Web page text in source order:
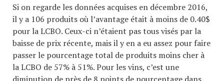
Si on regarde les données acquises en décembre 2016,
il y a 106 produits où l’avantage était à moins de 0.40$
pour la LCBO. Ceux-ci n’étaient pas tous visés par la
baisse de prix récente, mais il y en a eu assez pour faire
passer le pourcentage total de produits moins cher à
la LCBO de 57% à 51%. Pour les vins, c’est une